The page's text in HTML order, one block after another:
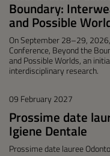
Boundary:
and Possible
On September 28–29,
Conference, Beyond the
and Possible Worlds, an
interdisciplinary research.
09 February 2027
Prossime date
Igiene Dentale
Prossime date lauree